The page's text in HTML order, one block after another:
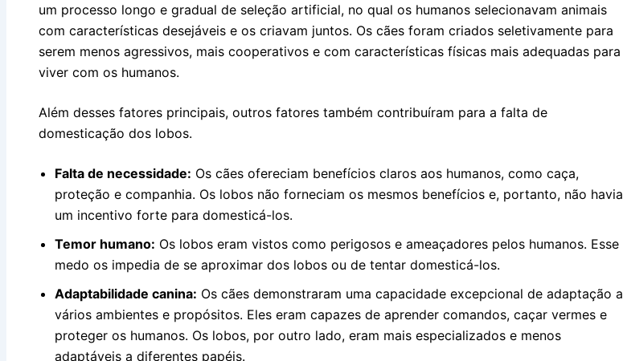
um processo longo e gradual de seleção artificial, no qual os humanos selecionavam animais
com características desejáveis e os criavam juntos. Os cães foram criados seletivamente para
serem menos agressivos, mais cooperativos e com características físicas mais adequadas para
viver com os humanos.
Além desses fatores principais, outros fatores também contribuíram para a falta de
domesticação dos lobos.
Falta de necessidade: Os cães ofereciam benefícios claros aos humanos, como caça,
proteção e companhia. Os lobos não forneciam os mesmos benefícios e, portanto, não havia
um incentivo forte para domesticá-los.
Temor humano: Os lobos eram vistos como perigosos e ameaçadores pelos humanos. Esse
medo os impedia de se aproximar dos lobos ou de tentar domesticá-los.
Adaptabilidade canina: Os cães demonstraram uma capacidade excepcional de adaptação a
vários ambientes e propósitos. Eles eram capazes de aprender comandos, caçar vermes e
proteger os humanos. Os lobos, por outro lado, eram mais especializados e menos
adaptáveis a diferentes papéis.